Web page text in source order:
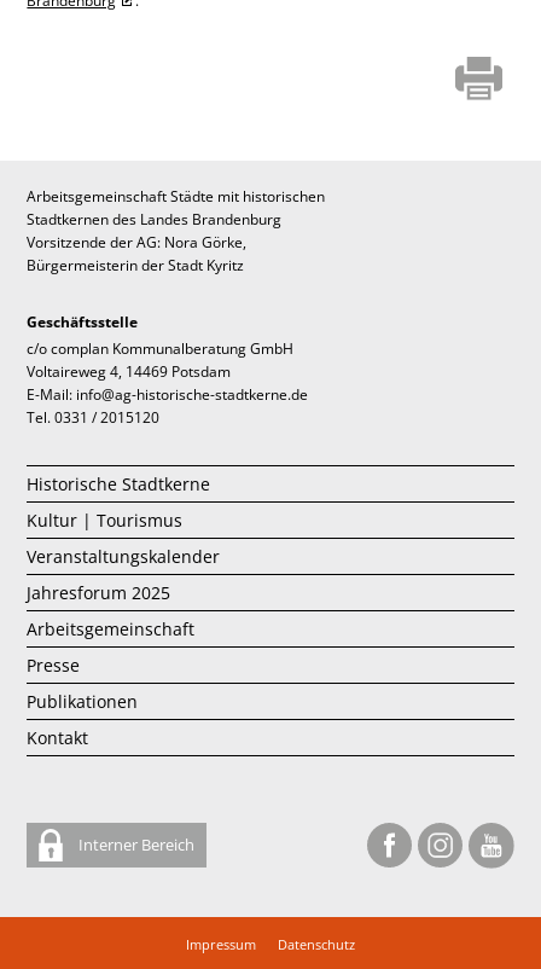
Arbeitsgemeinschaft Städte mit historischen
Stadtkernen des Landes Brandenburg
Vorsitzende der AG: Nora Görke,
Bürgermeisterin der Stadt Kyritz
Geschäftsstelle
c/o complan Kommunalberatung GmbH
Voltaireweg 4, 14469 Potsdam
E-Mail: info@ag-historische-stadtkerne.de
Tel. 0331 / 2015120
Historische Stadtkerne
Kultur | Tourismus
Veranstaltungskalender
Jahresforum 2025
Arbeitsgemeinschaft
Presse
Publikationen
Kontakt
Interner Bereich
Impressum Datenschutz